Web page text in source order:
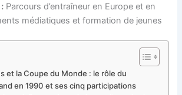
Parcours d’entraîneur en Europe et en
médiatiques et formation de jeunes
et la Coupe du Monde : le rôle du
en 1990 et ses cinq participations